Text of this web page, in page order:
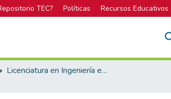
TEC? Políticas Recursos Educativos
Licenciatura en Ingeniería en Construcción